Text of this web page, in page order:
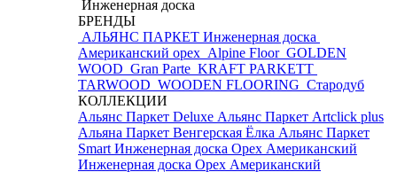
Инженерная доска
БРЕНДЫ
АЛЬЯНС ПАРКЕТ Инженерная доска
Американский орех Alpine Floor GOLDEN
WOOD Gran Parte KRAFT PARKETT
TARWOOD WOODEN FLOORING Стародуб
КОЛЛЕКЦИИ
Альянс Паркет Deluxe Альянс Паркет Artclick plus
Альяна Паркет Венгерская Ёлка Альянс Паркет
Smart Инженерная доска Орех Американский
Инженерная доска Орех Американский